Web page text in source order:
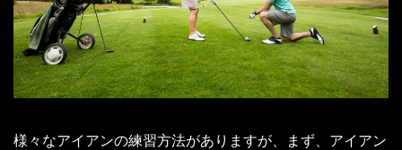
様々なアイアンの練習方法がありますが、まず、アイアン